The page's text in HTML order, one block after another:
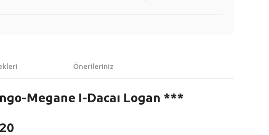
Önerileriniz
Megane I-Dacaı Logan ***